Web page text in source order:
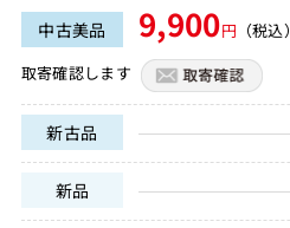
中古美品 9,900円 （税込）
取寄確認します
新古品
新品